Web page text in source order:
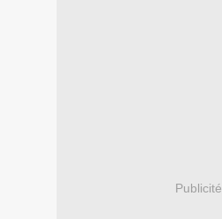
Publicité